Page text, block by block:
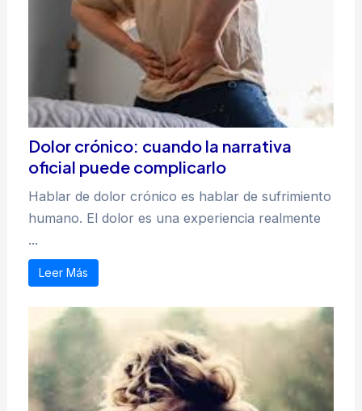
Dolor crónico: cuando la narrativa
oficial puede complicarlo
Hablar de dolor crónico es hablar de sufrimiento
humano. El dolor es una experiencia realmente
...
Leer Más